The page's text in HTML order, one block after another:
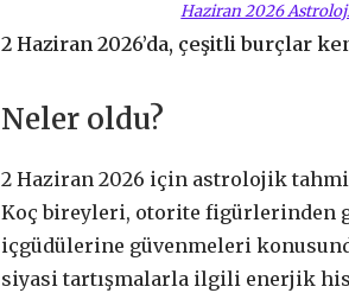
Haziran 2026
2 Haziran 2026’da, çeşitli burçlar
Neler oldu?
2 Haziran 2026 için astrolojik
Koç bireyleri, otorite figürlerinden
içgüdülerine güvenmeleri
siyasi tartışmalarla ilgili enerjik